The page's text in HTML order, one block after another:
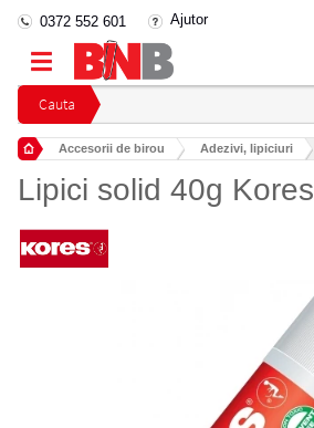
Cauta
0372 552 601 Ajutor
Accesorii de birou Adezivi, lipiciuri
Lipici solid 40g Kores